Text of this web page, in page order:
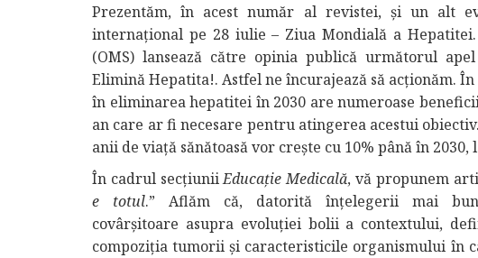
Prezentăm, în acest număr al revistei, și un alt
internațional pe 28 iulie – Ziua Mondială a
(OMS) lansează către opinia publică următorul
Elimină Hepatita!. Astfel ne încurajează să acționăm.
în eliminarea hepatitei în 2030 are numeroase
an care ar fi necesare pentru atingerea acestui
anii de viață sănătoasă vor crește cu 10% până în
În cadrul secțiuniiEducație Medicală, vă propunem
e totul.” Aflăm că, datorită înțelegerii mai
covârșitoare asupra evoluției bolii a contextului,
compoziția tumorii și caracteristicile organismului în